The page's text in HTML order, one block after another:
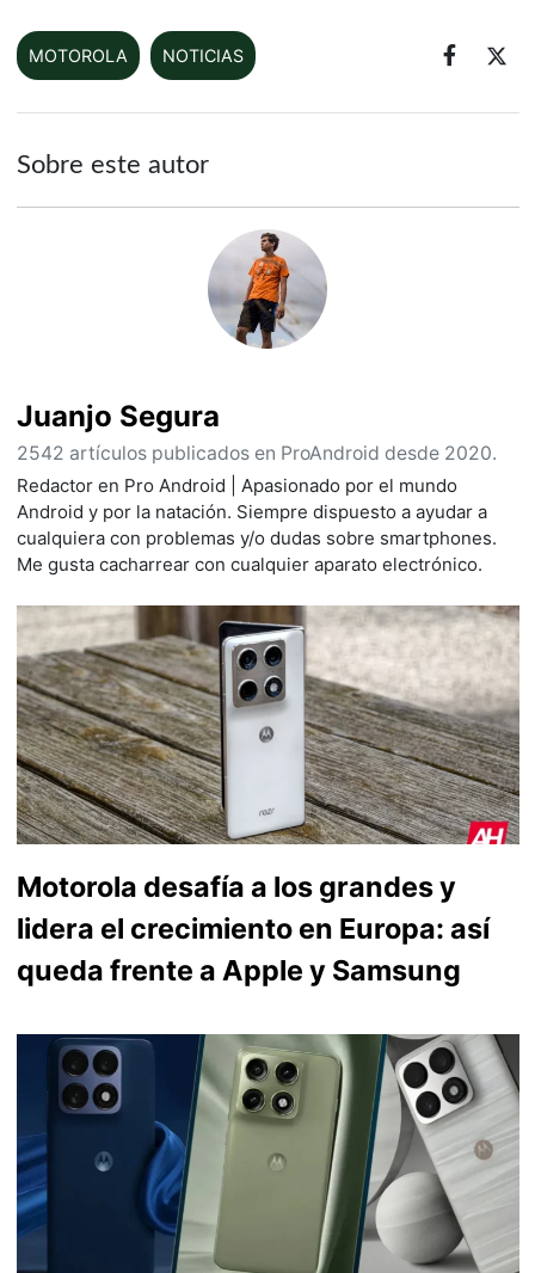
MOTOROLA NOTICIAS
Sobre este autor
Juanjo Segura
2542 artículos publicados en ProAndroid desde 2020.
Redactor en Pro Android | Apasionado por el mundo
Android y por la natación. Siempre dispuesto a ayudar a
cualquiera con problemas y/o dudas sobre smartphones.
Me gusta cacharrear con cualquier aparato electrónico.
Motorola desafía a los grandes y
lidera el crecimiento en Europa: así
queda frente a Apple y Samsung